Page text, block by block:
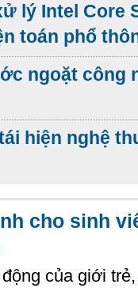
lý Intel Core
toán phổ
ngoặt công
hiện nghệ
cho sinh
của giới